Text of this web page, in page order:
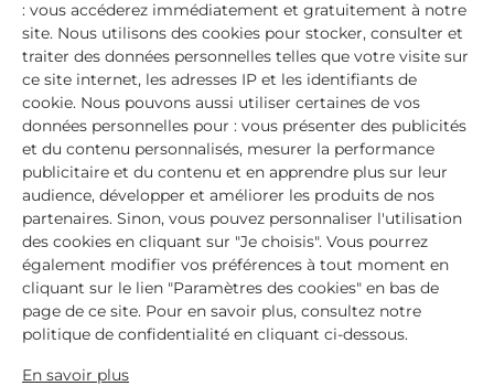
Vernis au silicium
Rose dragée
Renforce et protège / Opaque /
Ongles normaux à fragiles
Vernis au silicium
Framboise
Ongles normaux à fragiles
: vous accéderez immédiatement et gratuitement à notre
site. Nous utilisons des cookies pour stocker, consulter et
traiter des données personnelles telles que votre visite sur
ce site internet, les adresses IP et les identifiants de
cookie. Nous pouvons aussi utiliser certaines de vos
données personnelles pour : vous présenter des publicités
et du contenu personnalisés, mesurer la performance
publicitaire et du contenu et en apprendre plus sur leur
audience, développer et améliorer les produits de nos
partenaires. Sinon, vous pouvez personnaliser l'utilisation
des cookies en cliquant sur "Je choisis". Vous pourrez
également modifier vos préférences à tout moment en
cliquant sur le lien "Paramètres des cookies" en bas de
page de ce site. Pour en savoir plus, consultez notre
politique de confidentialité en cliquant ci-dessous.
En savoir plus